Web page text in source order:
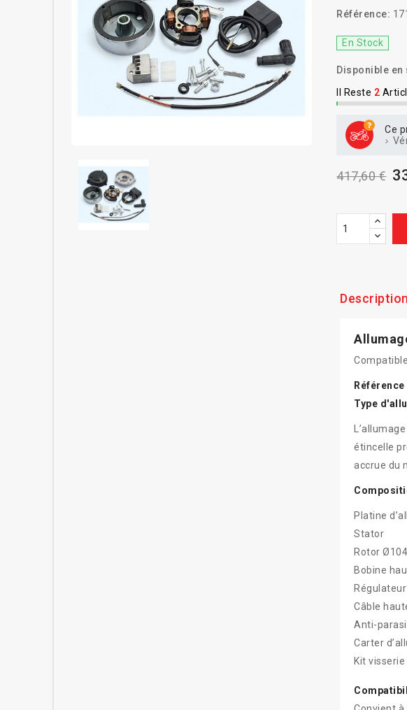
Référence:
En Stock
Disponible en
Il Reste 2
Ce
417,60 €
Description
Type
étincelle
accrue du
Platine
Stator
Rotor
Bobine
Câble
Anti-
Carter
Kit visserie